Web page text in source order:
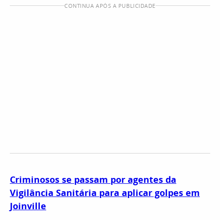
CONTINUA APÓS A PUBLICIDADE
Criminosos se passam por agentes da
Vigilância Sanitária para aplicar golpes em
Joinville